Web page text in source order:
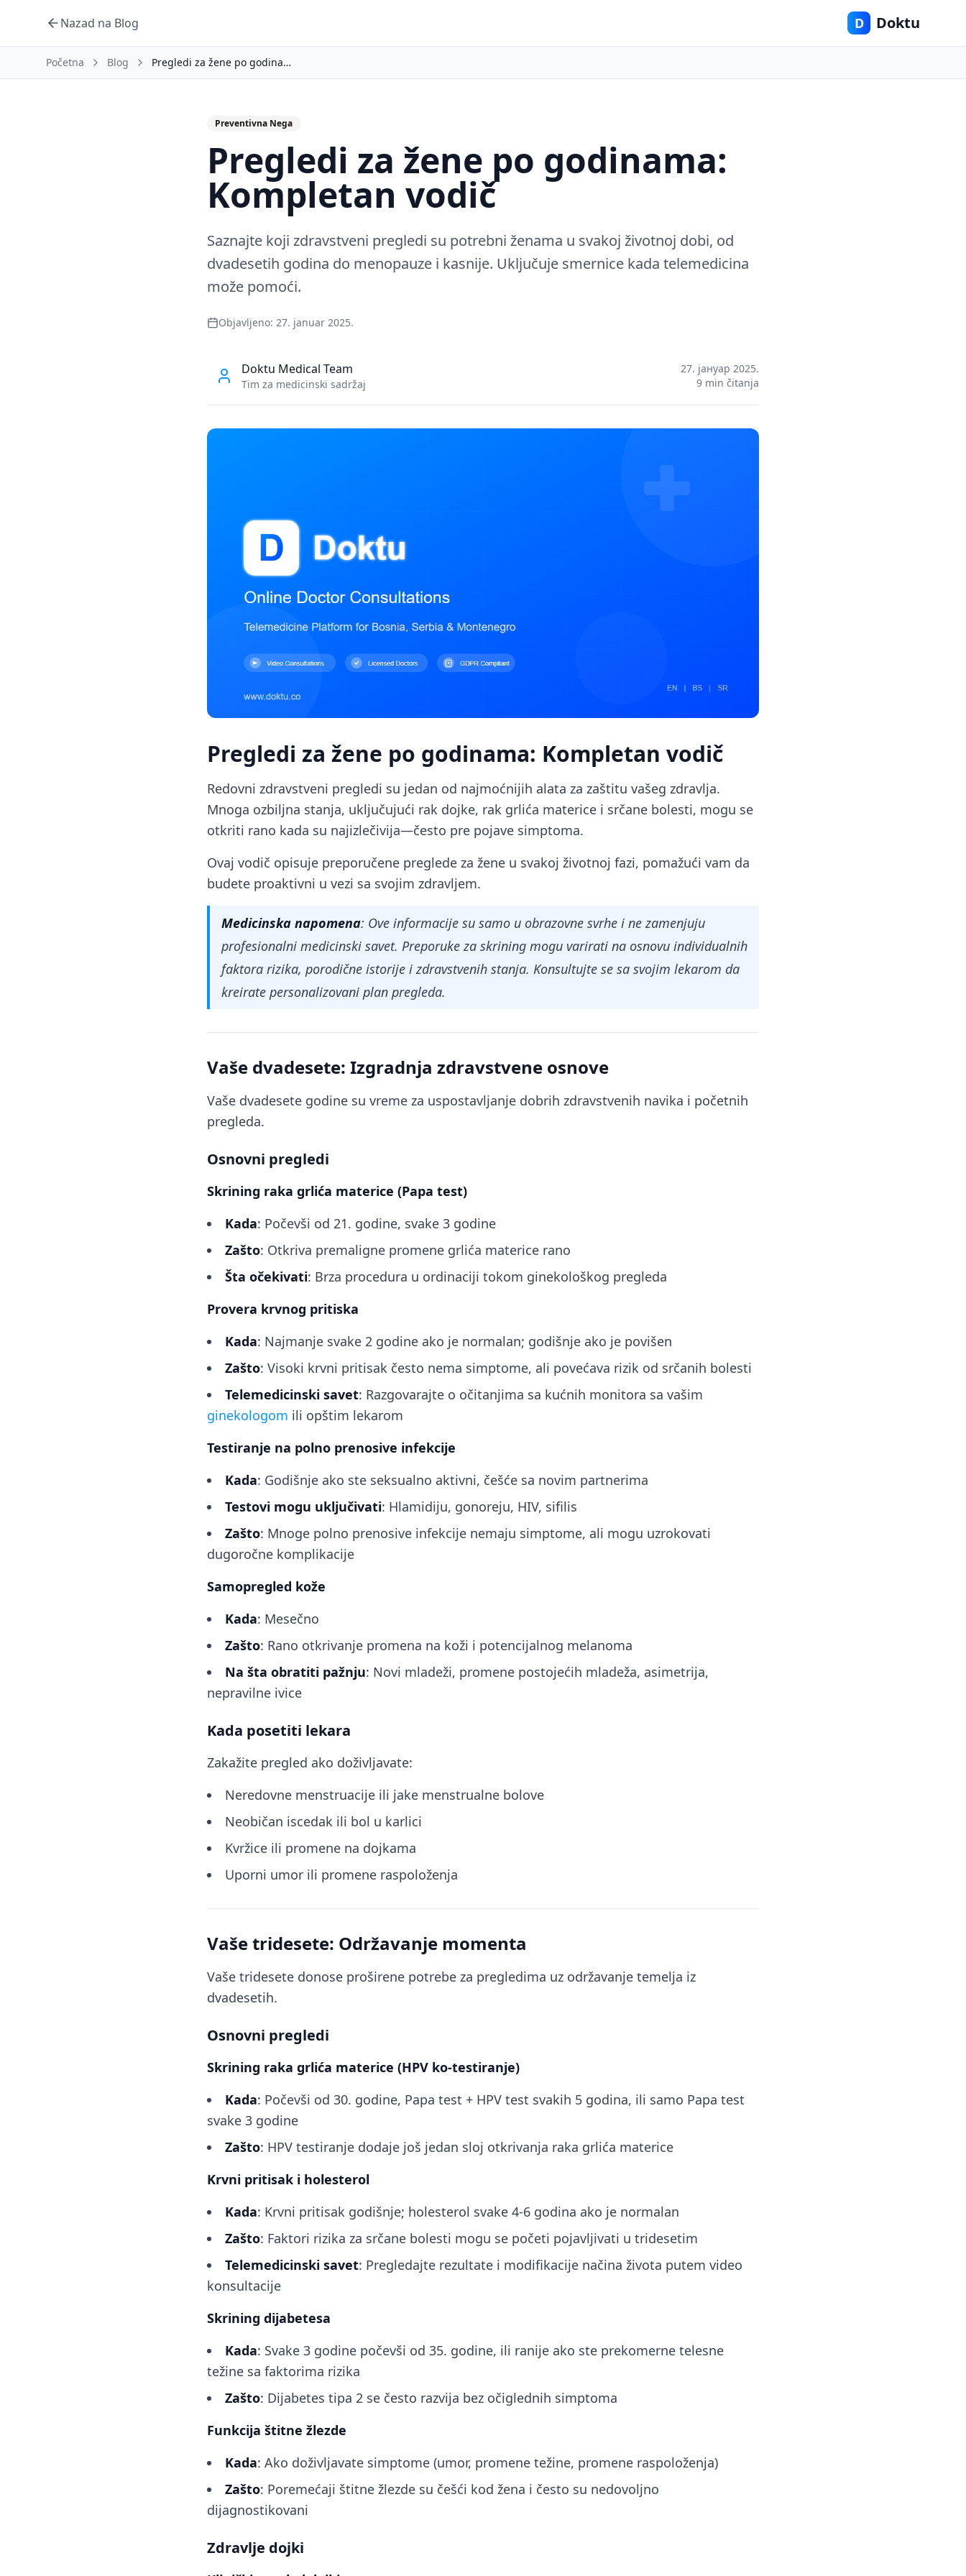
Nazad na Blog D Doktu
Početna Blog Pregledi za žene po godinama: Kompletan vodič
Preventivna Nega
Pregledi za žene po godinama:
Kompletan vodič
Saznajte koji zdravstveni pregledi su potrebni ženama u svakoj životnoj dobi, od
dvadesetih godina do menopauze i kasnije. Uključuje smernice kada telemedicina
može pomoći.
Objavljeno: 27. januar 2025.
Doktu Medical Team
Tim za medicinski sadržaj
27. јануар 2025.
9 min čitanja
Pregledi za žene po godinama: Kompletan vodič
Redovni zdravstveni pregledi su jedan od najmoćnijih alata za zaštitu vašeg zdravlja.
Mnoga ozbiljna stanja, uključujući rak dojke, rak grlića materice i srčane bolesti, mogu se
otkriti rano kada su najizlečivija—često pre pojave simptoma.
Ovaj vodič opisuje preporučene preglede za žene u svakoj životnoj fazi, pomažući vam da
budete proaktivni u vezi sa svojim zdravljem.
Medicinska napomena: Ove informacije su samo u obrazovne svrhe i ne zamenjuju
profesionalni medicinski savet. Preporuke za skrining mogu varirati na osnovu individualnih
faktora rizika, porodične istorije i zdravstvenih stanja. Konsultujte se sa svojim lekarom da
kreirate personalizovani plan pregleda.
Vaše dvadesete: Izgradnja zdravstvene osnove
Vaše dvadesete godine su vreme za uspostavljanje dobrih zdravstvenih navika i početnih
pregleda.
Osnovni pregledi
Skrining raka grlića materice (Papa test)
Kada: Počevši od 21. godine, svake 3 godine
Zašto: Otkriva premaligne promene grlića materice rano
Šta očekivati: Brza procedura u ordinaciji tokom ginekološkog pregleda
Provera krvnog pritiska
Kada: Najmanje svake 2 godine ako je normalan; godišnje ako je povišen
Zašto: Visoki krvni pritisak često nema simptome, ali povećava rizik od srčanih bolesti
Telemedicinski savet: Razgovarajte o očitanjima sa kućnih monitora sa vašim
ginekologom ili opštim lekarom
Testiranje na polno prenosive infekcije
Kada: Godišnje ako ste seksualno aktivni, češće sa novim partnerima
Testovi mogu uključivati: Hlamidiju, gonoreju, HIV, sifilis
Zašto: Mnoge polno prenosive infekcije nemaju simptome, ali mogu uzrokovati
dugoročne komplikacije
Samopregled kože
Kada: Mesečno
Zašto: Rano otkrivanje promena na koži i potencijalnog melanoma
Na šta obratiti pažnju: Novi mladeži, promene postojećih mladeža, asimetrija,
nepravilne ivice
Kada posetiti lekara
Zakažite pregled ako doživljavate:
Neredovne menstruacije ili jake menstrualne bolove
Neobičan iscedak ili bol u karlici
Kvržice ili promene na dojkama
Uporni umor ili promene raspoloženja
Vaše tridesete: Održavanje momenta
Vaše tridesete donose proširene potrebe za pregledima uz održavanje temelja iz
dvadesetih.
Osnovni pregledi
Skrining raka grlića materice (HPV ko-testiranje)
Kada: Počevši od 30. godine, Papa test + HPV test svakih 5 godina, ili samo Papa test
svake 3 godine
Zašto: HPV testiranje dodaje još jedan sloj otkrivanja raka grlića materice
Krvni pritisak i holesterol
Kada: Krvni pritisak godišnje; holesterol svake 4-6 godina ako je normalan
Zašto: Faktori rizika za srčane bolesti mogu se početi pojavljivati u tridesetim
Telemedicinski savet: Pregledajte rezultate i modifikacije načina života putem video
konsultacije
Skrining dijabetesa
Kada: Svake 3 godine počevši od 35. godine, ili ranije ako ste prekomerne telesne
težine sa faktorima rizika
Zašto: Dijabetes tipa 2 se često razvija bez očiglednih simptoma
Funkcija štitne žlezde
Kada: Ako doživljavate simptome (umor, promene težine, promene raspoloženja)
Zašto: Poremećaji štitne žlezde su češći kod žena i često su nedovoljno
dijagnostikovani
Zdravlje dojki